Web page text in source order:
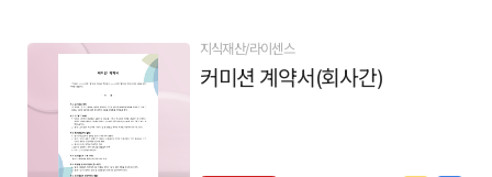
지식재산/라이센스
커미션 계약서(회사간)